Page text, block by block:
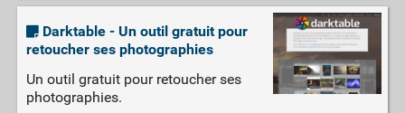
Darktable - Un outil gratuit pour
retoucher ses photographies
Un outil gratuit pour retoucher ses
photographies.